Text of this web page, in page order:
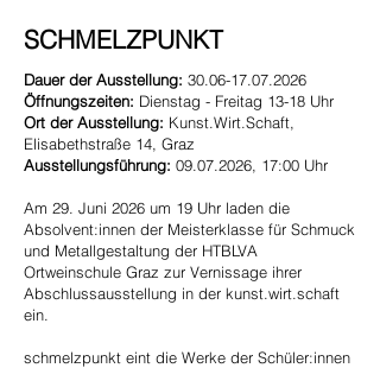
SCHMELZPUNKT
Dauer der Ausstellung: 30.06-17.07.2026
Öffnungszeiten: Dienstag - Freitag 13-18 Uhr
Ort der Ausstellung: Kunst.Wirt.Schaft,
Elisabethstraße 14, Graz
Ausstellungsführung: 09.07.2026, 17:00 Uhr
Am 29. Juni 2026 um 19 Uhr laden die
Absolvent:innen der Meisterklasse für Schmuck
und Metallgestaltung der HTBLVA
Ortweinschule Graz zur Vernissage ihrer
Abschlussausstellung in der kunst.wirt.schaft
ein.
schmelzpunkt eint die Werke der Schüler:innen